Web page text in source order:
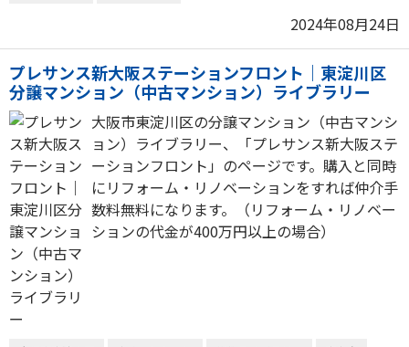
2024年08月24日
プレサンス新大阪ステーションフロント｜東淀川区
分譲マンション（中古マンション）ライブラリー
大阪市東淀川区の分譲マンション（中古マンシ
ョン）ライブラリー、「プレサンス新大阪ステ
ーションフロント」のページです。購入と同時
にリフォーム・リノベーションをすれば仲介手
数料無料になります。（リフォーム・リノベー
ションの代金が400万円以上の場合）